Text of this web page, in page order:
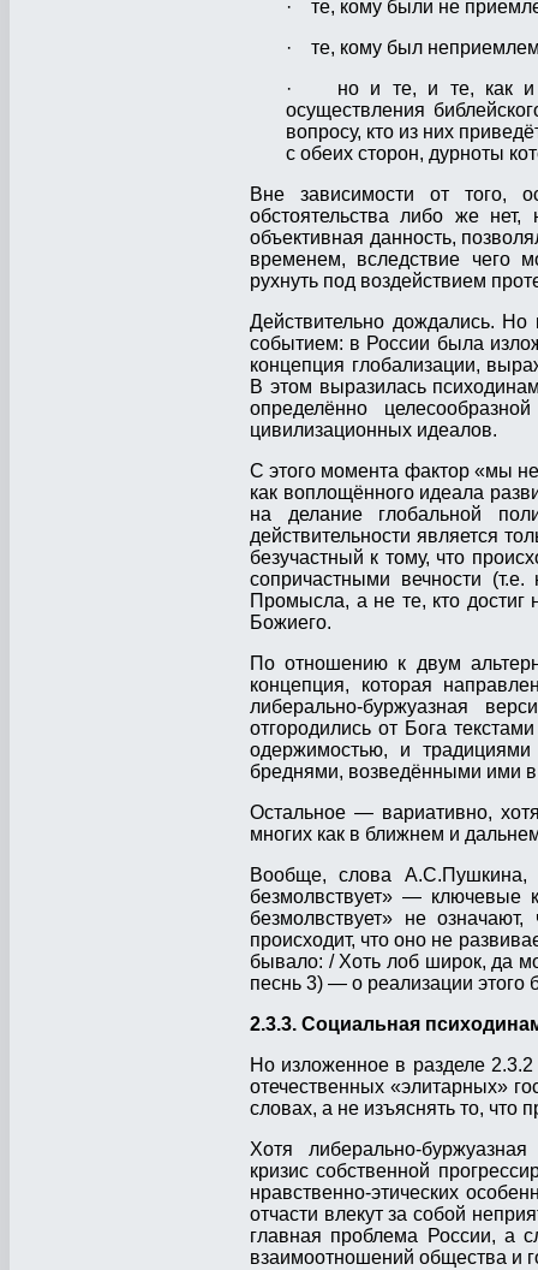
· те, кому были не
· те, кому был
· но и те, и те, как и
осуществления
вопросу, кто из них
с обеих сторон, дурноты
Вне зависимости от того,
обстоятельства либо же
объективная данность,
временем, вследствие чего
рухнуть под воздействием
Действительно дождались.
событием: в России была
концепция глобализации,
В этом выразилась
определённо
цивилизационных идеалов.
С этого момента фактор «мы
как воплощённого идеала
на делание глобальной
действительности является
безучастный к тому, что
сопричастными вечности
Промысла, а не те, кто
Божиего.
По отношению к двум
концепция, которая
либерально-буржуазная
отгородились от Бога
одержимостью, и
бреднями, возведёнными ими
Остальное — вариативно,
многих как в ближнем и
Вообще, слова А.С.Пушкина,
безмолвствует» — ключевые
безмолвствует» не
происходит, что оно не
бывало: / Хоть лоб широк, да
песнь 3) — о реализации этого
2.3.3. Социальная
Но изложенное в разделе
отечественных «элитарных»
словах, а не изъяснять то, что
Хотя либерально-
кризис собственной
нравственно-этических
отчасти влекут за собой
главная проблема России, а
взаимоотношений общества и